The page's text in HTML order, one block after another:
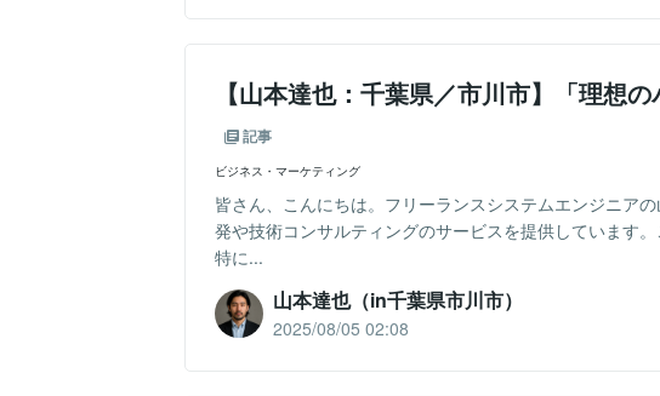
【山本達也：千葉県／市川市】「理想
記事
ビジネス・マーケティング
皆さん、こんにちは。フリーランスシステムエンジニア
発や技術コンサルティングのサービスを提供しています
特に...
山本達也（in千葉県市川市）
2025/08/05 02:08